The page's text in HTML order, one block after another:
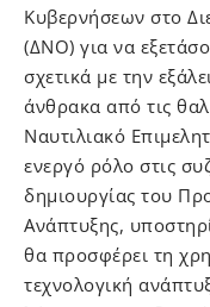
Κυβερνήσεων στο
(ΔΝΟ) για να
σχετικά με την
άνθρακα από τις
Ναυτιλιακό
ενεργό ρόλο στις
δημιουργίας του
Ανάπτυξης,
θα προσφέρει τη
τεχνολογική